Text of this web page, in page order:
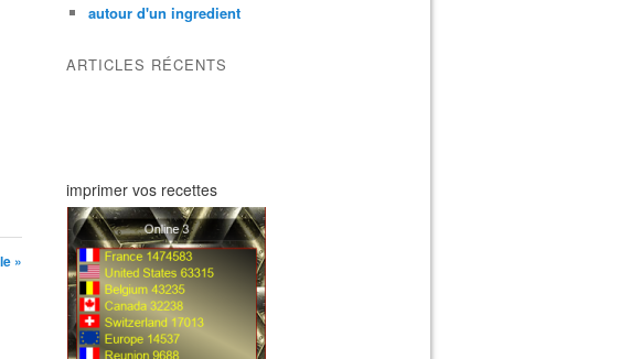
»
autour d'un ingredient
ARTICLES RÉCENTS
imprimer vos recettes